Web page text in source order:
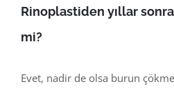
Rinoplastiden yıllar
mi?
Evet, nadir de olsa burun